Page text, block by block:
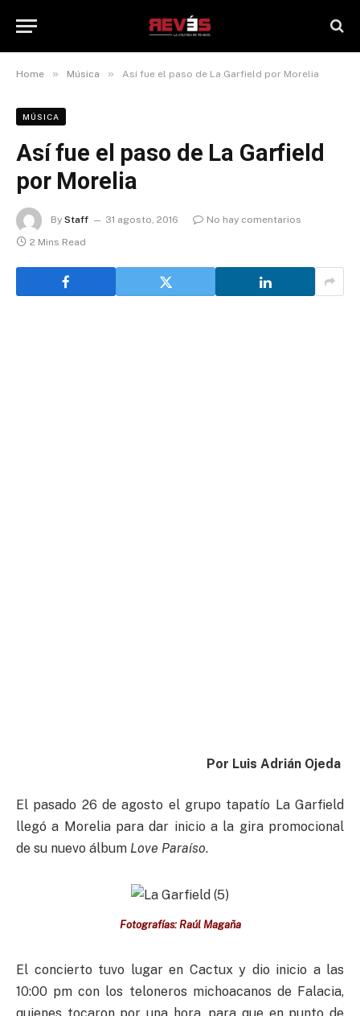
Home » Música » Así fue el paso de La Garfield por Morelia
MÚSICA
Así fue el paso de La Garfield
por Morelia
By Staff 31 agosto, 2016
No hay comentarios
2 Mins Read
Por Luis Adrián Ojeda
El pasado 26 de agosto el grupo tapatío La Garfield
llegó a Morelia para dar inicio a la gira promocional
de su nuevo álbum Love Paraíso.
Fotografías: Raúl Magaña
El concierto tuvo lugar en Cactux y dio inicio a las
10:00 pm con los teloneros michoacanos de Falacia,